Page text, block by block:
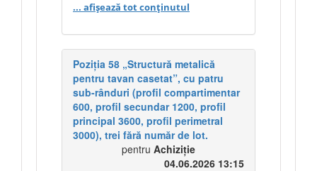
reprezintă o cerință minimă tehnică
contractantă. Având în vedere
necesitățile operaționale ale instituției și
faptul că specificațiile tehnice au fost
stabilite în baza acestora, documentația
de atribuire rămâne nemodificată.
... afișează tot conținutul
Poziția 58 „Structură metalică
pentru tavan casetat”, cu patru
sub-rânduri (profil compartimentar
600, profil secundar 1200, profil
principal 3600, profil perimetral
3000), trei fără număr de lot.
pentru Achiziție
04.06.2026 13:15